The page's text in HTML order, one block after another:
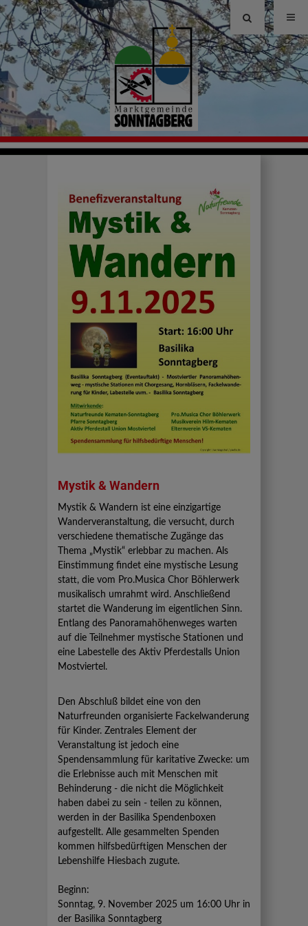
Site
search
toggle
Mystik & Wandern
Mystik & Wandern ist eine einzigartige
Wanderveranstaltung, die versucht, durch
verschiedene thematische Zugänge das
Thema „Mystik“ erlebbar zu machen. Als
Einstimmung findet eine mystische Lesung
statt, die vom Pro.Musica Chor Böhlerwerk
musikalisch umrahmt wird. Anschließend
startet die Wanderung im eigentlichen Sinn.
Entlang des Panoramahöhenweges warten
auf die Teilnehmer mystische Stationen und
eine Labestelle des Aktiv Pferdestalls Union
Mostviertel.
Den Abschluß bildet eine von den
Naturfreunden organisierte Fackelwanderung
für Kinder. Zentrales Element der
Veranstaltung ist jedoch eine
Spendensammlung für karitative Zwecke: um
die Erlebnisse auch mit Menschen mit
Behinderung - die nicht die Möglichkeit
haben dabei zu sein - teilen zu können,
werden in der Basilika Spendenboxen
aufgestellt. Alle gesammelten Spenden
kommen hilfsbedürftigen Menschen der
Lebenshilfe Hiesbach zugute.
Beginn:
Sonntag, 9. November 2025 um 16:00 Uhr in
der Basilika Sonntagberg